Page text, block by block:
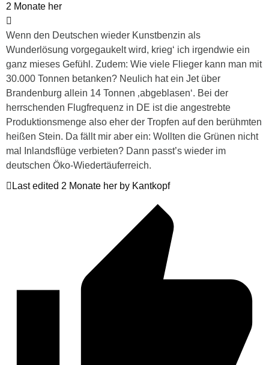
2 Monate her
Wenn den Deutschen wieder Kunstbenzin als
Wunderlösung vorgegaukelt wird, krieg‘ ich irgendwie ein
ganz mieses Gefühl. Zudem: Wie viele Flieger kann man mit
30.000 Tonnen betanken? Neulich hat ein Jet über
Brandenburg allein 14 Tonnen ‚abgeblasen‘. Bei der
herrschenden Flugfrequenz in DE ist die angestrebte
Produktionsmenge also eher der Tropfen auf den berühmten
heißen Stein. Da fällt mir aber ein: Wollten die Grünen nicht
mal Inlandsflüge verbieten? Dann passt’s wieder im
deutschen Öko-Wiedertäuferreich.
Last edited 2 Monate her by Kantkopf